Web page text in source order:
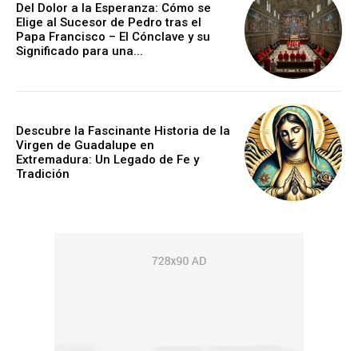
Del Dolor a la Esperanza: Cómo se
Elige al Sucesor de Pedro tras el
Papa Francisco – El Cónclave y su
Significado para una...
Descubre la Fascinante Historia de la
Virgen de Guadalupe en
Extremadura: Un Legado de Fe y
Tradición